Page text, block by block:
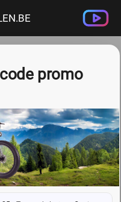
promo